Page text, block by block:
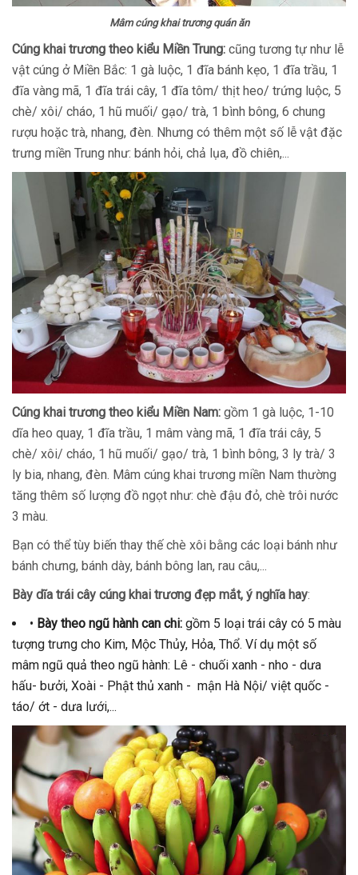
Mâm cúng khai trương quán ăn
Cúng khai trương theo kiểu Miền Trung: cũng tương tự như lễ
vật cúng ở Miền Bắc: 1 gà luộc, 1 đĩa bánh kẹo, 1 đĩa trầu, 1
đĩa vàng mã, 1 đĩa trái cây, 1 đĩa tôm/ thịt heo/ trứng luộc, 5
chè/ xôi/ cháo, 1 hũ muối/ gạo/ trà, 1 bình bông, 6 chung
rượu hoặc trà, nhang, đèn. Nhưng có thêm một số lễ vật đặc
trưng miền Trung như: bánh hỏi, chả lụa, đồ chiên,...
Cúng khai trương theo kiểu Miền Nam: gồm 1 gà luộc, 1-10
dĩa heo quay, 1 đĩa trầu, 1 mâm vàng mã, 1 đĩa trái cây, 5
chè/ xôi/ cháo, 1 hũ muối/ gạo/ trà, 1 bình bông, 3 ly trà/ 3
ly bia, nhang, đèn. Mâm cúng khai trương miền Nam thường
tăng thêm số lượng đồ ngọt như: chè đậu đỏ, chè trôi nước
3 màu.
Bạn có thể tùy biến thay thế chè xôi bằng các loại bánh như
bánh chưng, bánh dày, bánh bông lan, rau câu,...
Bày dĩa trái cây cúng khai trương đẹp mắt, ý nghĩa hay:
• Bày theo ngũ hành can chi: gồm 5 loại trái cây có 5 màu
tượng trưng cho Kim, Mộc Thủy, Hỏa, Thổ. Ví dụ một số
mâm ngũ quả theo ngũ hành: Lê - chuối xanh - nho - dưa
hấu- bưởi, Xoài - Phật thủ xanh - mận Hà Nội/ việt quốc -
táo/ ớt - dưa lưới,...